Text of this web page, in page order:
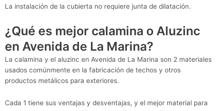
La instalación de la cubierta no requiere junta de dilatación.
¿Qué es mejor calamina o Aluzinc
en Avenida de La Marina?
La calamina y el aluzinc en Avenida de La Marina son 2 materiales
usados comúnmente en la fabricación de techos y otros
productos metálicos para exteriores.
Cada 1 tiene sus ventajas y desventajas, y el mejor material para